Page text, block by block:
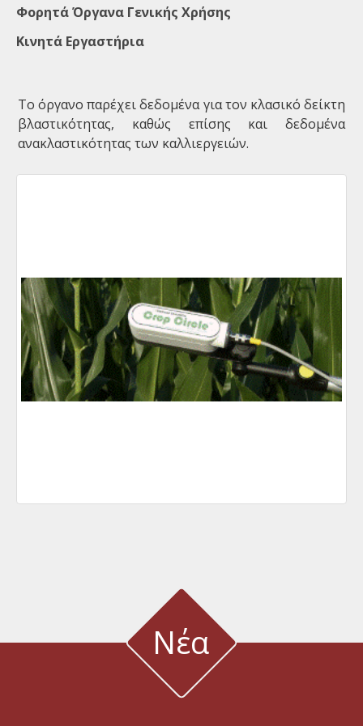
Φορητά Όργανα Γενικής Χρήσης
Κινητά Εργαστήρια
Το όργανο παρέχει δεδομένα για τον κλασικό δείκτη
βλαστικότητας, καθώς επίσης και δεδομένα
ανακλαστικότητας των καλλιεργειών.
Νέα
Νέα καινοτόμα όργανα φυσιολογίας φυτών από τον οίκο ADC